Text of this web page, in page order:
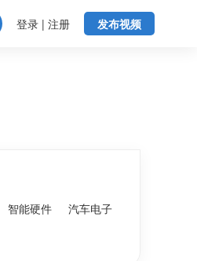
发布视频
登录 | 注册
智能硬件
汽车电子